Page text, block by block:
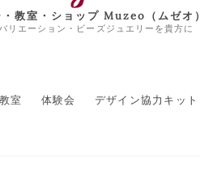
教室・ショップ Muzeo（ムゼオ）
リエーション・ビーズジュエリーを貴方に
室 体験会 デザイン協力キット